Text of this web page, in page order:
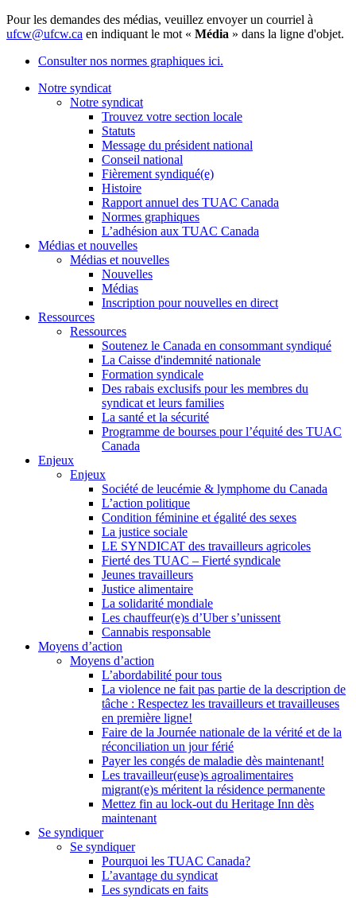
Pour les demandes des médias, veuillez envoyer un courriel à
ufcw@ufcw.ca en indiquant le mot « Média » dans la ligne d'objet.
Consulter nos normes graphiques ici.
Notre syndicat
Notre syndicat
Trouvez votre section locale
Statuts
Message du président national
Conseil national
Fièrement syndiqué(e)
Histoire
Rapport annuel des TUAC Canada
Normes graphiques
L’adhésion aux TUAC Canada
Médias et nouvelles
Médias et nouvelles
Nouvelles
Médias
Inscription pour nouvelles en direct
Ressources
Ressources
Soutenez le Canada en consommant syndiqué
La Caisse d'indemnité nationale
Formation syndicale
Des rabais exclusifs pour les membres du
syndicat et leurs families
La santé et la sécurité
Programme de bourses pour l’équité des TUAC
Canada
Enjeux
Enjeux
Société de leucémie & lymphome du Canada
L’action politique
Condition féminine et égalité des sexes
La justice sociale
LE SYNDICAT des travailleurs agricoles
Fierté des TUAC – Fierté syndicale
Jeunes travailleurs
Justice alimentaire
La solidarité mondiale
Les chauffeur(e)s d’Uber s’unissent
Cannabis responsable
Moyens d’action
Moyens d’action
L’abordabilité pour tous
La violence ne fait pas partie de la description de
tâche : Respectez les travailleurs et travailleuses
en première ligne!
Faire de la Journée nationale de la vérité et de la
réconciliation un jour férié
Payer les congés de maladie dès maintenant!
Les travailleur(euse)s agroalimentaires
migrant(e)s méritent la résidence permanente
Mettez fin au lock-out du Heritage Inn dès
maintenant
Se syndiquer
Se syndiquer
Pourquoi les TUAC Canada?
L’avantage du syndicat
Les syndicats en faits